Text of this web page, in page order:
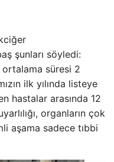
şunları söyledi:
ortalama süresi 2
ilk yılında listeye
hastalar arasında 12
organların çok
aşama sadece tıbbi